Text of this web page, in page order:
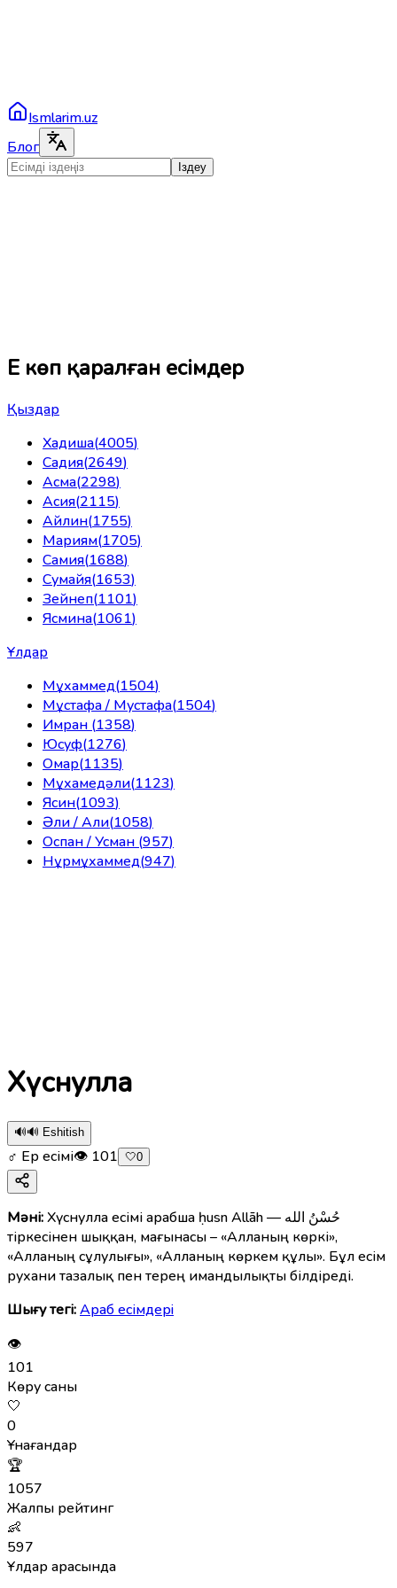
Ismlarim.uz
Блог
Іздеу
Ең көп қаралған есімдер
Қыздар
Хадиша(4005)
Садия(2649)
Асма(2298)
Асия(2115)
Айлин(1755)
Мариям(1705)
Самия(1688)
Сумайя(1653)
Зейнеп(1101)
Ясмина(1061)
Ұлдар
Мұхаммед(1504)
Мұстафа / Мустафа(1504)
Имран (1358)
Юсуф(1276)
Омар(1135)
Мұхамедәли(1123)
Ясин(1093)
Әли / Али(1058)
Оспан / Усман (957)
Нұрмұхаммед(947)
Хүснулла
🔊🔊 Eshitish
♂ Ер есімі👁 101 🤍0
Мәні:Хүснулла есімі арабша ḥusn Allāh — حُسْنُ الله
тіркесінен шыққан, мағынасы – «Алланың көркі»,
«Алланың сұлулығы», «Алланың көркем құлы». Бұл есім
рухани тазалық пен терең имандылықты білдіреді.
Шығу тегі:Араб есімдерi
👁
101
Көру саны
🤍
0
Ұнағандар
🏆
1057
Жалпы рейтинг
👶
597
Ұлдар арасында